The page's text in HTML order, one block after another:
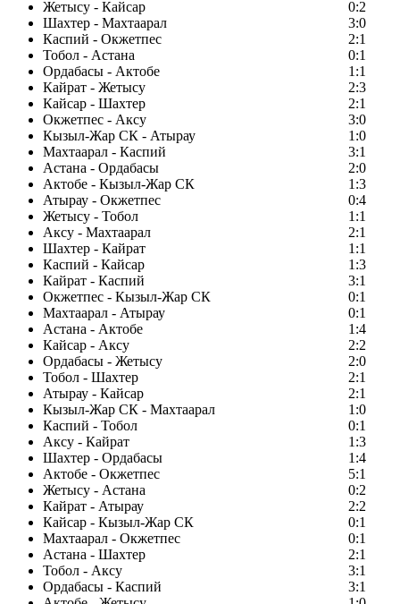
Жетысу - Кайсар
0:2
Шахтер - Махтаарал
3:0
Каспий - Окжетпес
2:1
Тобол - Астана
0:1
Ордабасы - Актобе
1:1
Кайрат - Жетысу
2:3
Кайсар - Шахтер
2:1
Окжетпес - Аксу
3:0
Кызыл-Жар СК - Атырау
1:0
Махтаарал - Каспий
3:1
Астана - Ордабасы
2:0
Актобе - Кызыл-Жар СК
1:3
Атырау - Окжетпес
0:4
Жетысу - Тобол
1:1
Аксу - Махтаарал
2:1
Шахтер - Кайрат
1:1
Каспий - Кайсар
1:3
Кайрат - Каспий
3:1
Окжетпес - Кызыл-Жар СК
0:1
Махтаарал - Атырау
0:1
Астана - Актобе
1:4
Кайсар - Аксу
2:2
Ордабасы - Жетысу
2:0
Тобол - Шахтер
2:1
Атырау - Кайсар
2:1
Кызыл-Жар СК - Махтаарал
1:0
Каспий - Тобол
0:1
Аксу - Кайрат
1:3
Шахтер - Ордабасы
1:4
Актобе - Окжетпес
5:1
Жетысу - Астана
0:2
Кайрат - Атырау
2:2
Кайсар - Кызыл-Жар СК
0:1
Махтаарал - Окжетпес
0:1
Астана - Шахтер
2:1
Тобол - Аксу
3:1
Ордабасы - Каспий
3:1